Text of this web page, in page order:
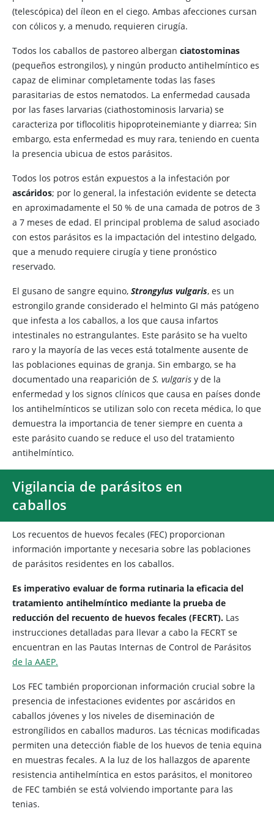
(telescópica) del íleon en el ciego. Ambas afecciones cursan
con cólicos y, a menudo, requieren cirugía.
Todos los caballos de pastoreo albergan ciatostominas
(pequeños estrongilos), y ningún producto antihelmíntico es
capaz de eliminar completamente todas las fases
parasitarias de estos nematodos. La enfermedad causada
por las fases larvarias (ciathostominosis larvaria) se
caracteriza por tiflocolitis hipoproteinemiante y diarrea; Sin
embargo, esta enfermedad es muy rara, teniendo en cuenta
la presencia ubicua de estos parásitos.
Todos los potros están expuestos a la infestación por
ascáridos; por lo general, la infestación evidente se detecta
en aproximadamente el 50 % de una camada de potros de 3
a 7 meses de edad. El principal problema de salud asociado
con estos parásitos es la impactación del intestino delgado,
que a menudo requiere cirugía y tiene pronóstico
reservado.
El gusano de sangre equino, Strongylus vulgaris, es un
estrongilo grande considerado el helminto GI más patógeno
que infesta a los caballos, a los que causa infartos
intestinales no estrangulantes. Este parásito se ha vuelto
raro y la mayoría de las veces está totalmente ausente de
las poblaciones equinas de granja. Sin embargo, se ha
documentado una reaparición de S. vulgaris y de la
enfermedad y los signos clínicos que causa en países donde
los antihelmínticos se utilizan solo con receta médica, lo que
demuestra la importancia de tener siempre en cuenta a
este parásito cuando se reduce el uso del tratamiento
antihelmíntico.
Vigilancia de parásitos en
caballos
Los recuentos de huevos fecales (FEC) proporcionan
información importante y necesaria sobre las poblaciones
de parásitos residentes en los caballos.
Es imperativo evaluar de forma rutinaria la eficacia del
tratamiento antihelmíntico mediante la prueba de
reducción del recuento de huevos fecales (FECRT). Las
instrucciones detalladas para llevar a cabo la FECRT se
encuentran en las Pautas Internas de Control de Parásitos
de la AAEP.
Los FEC también proporcionan información crucial sobre la
presencia de infestaciones evidentes por ascáridos en
caballos jóvenes y los niveles de diseminación de
estrongílidos en caballos maduros. Las técnicas modificadas
permiten una detección fiable de los huevos de tenia equina
en muestras fecales. A la luz de los hallazgos de aparente
resistencia antihelmíntica en estos parásitos, el monitoreo
de FEC también se está volviendo importante para las
tenias.